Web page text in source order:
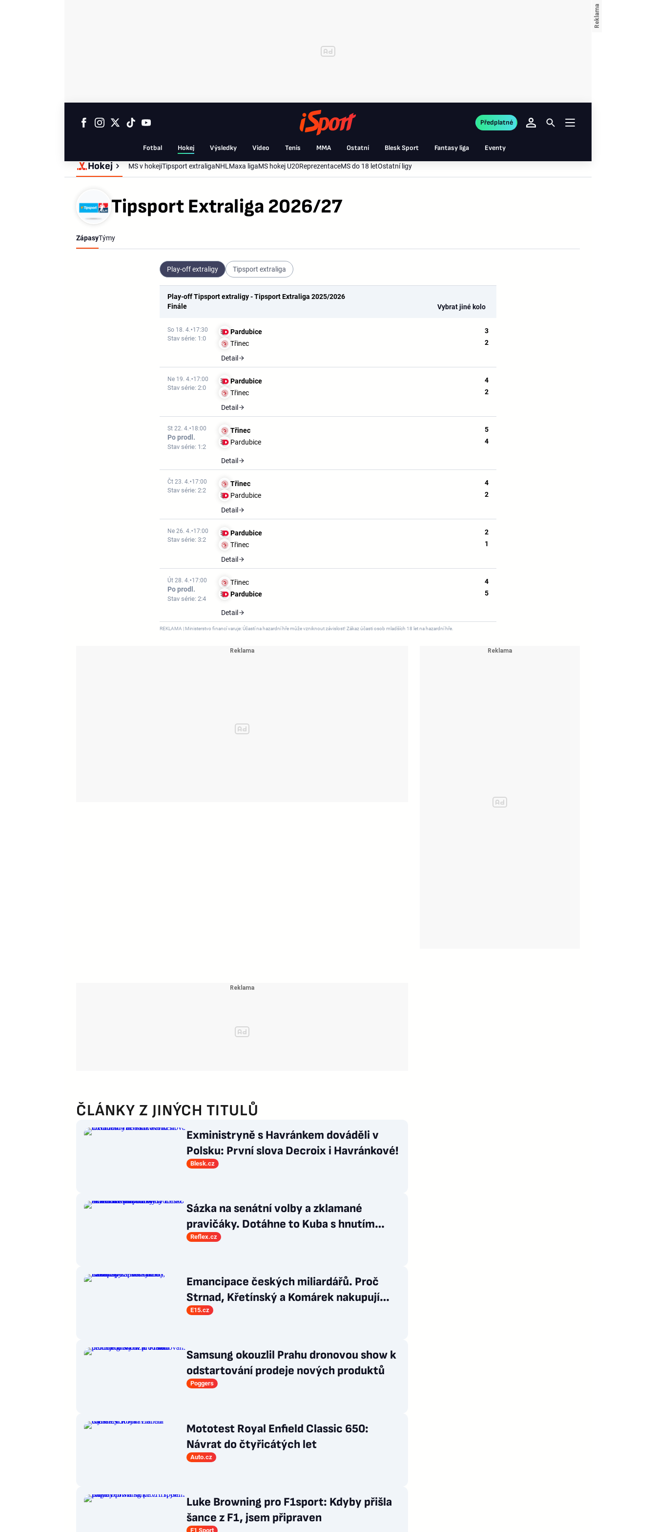
Fotbal Hokej Výsledky Video Tenis MMA Ostatní Blesk Sport Fantasy liga Eventy
Předplatné
Hokej MS v hokejiTipsport extraligaNHL Maxa ligaMS hokej U20ReprezentaceMS do 18 letOstatní ligy
Tipsport Extraliga 2026/27
ZápasyTýmy
Play-off extraligy Tipsport extraliga
Play-off Tipsport extraligy - Tipsport Extraliga 2025/2026
Finále
Vybrat jiné kolo
So 18. 4. 17:30
Stav série: 1:0
Pardubice
3
Třinec
2
Detail
Ne 19. 4. 17:00
Stav série: 2:0
Pardubice
4
Třinec
2
Detail
St 22. 4. 18:00
Po prodl.
Stav série: 1:2
Třinec
5
Pardubice
4
Detail
Čt 23. 4. 17:00
Stav série: 2:2
Třinec
4
Pardubice
2
Detail
Ne 26. 4. 17:00
Stav série: 3:2
Pardubice
2
Třinec
1
Detail
Út 28. 4. 17:00
Po prodl.
Stav série: 2:4
Třinec
4
Pardubice
5
Detail
REKLAMA | Ministerstvo financí varuje: Účastí na hazardní hře může vzniknout závislost! Zákaz účasti osob mladších 18 let na hazardní hře.
ČLÁNKY Z JINÝCH TITULŮ
Exministryně s Havránkem dováděli v
Polsku: První slova Decroix i Havránkové!
Blesk.cz
Sázka na senátní volby a zklamané
pravičáky. Dotáhne to Kuba s hnutím
Naše Česko do celostátní politiky?
Reflex.cz
Emancipace českých miliardářů. Proč
Strnad, Křetínský a Komárek nakupují
západní ikony
E15.cz
Samsung okouzlil Prahu dronovou show k
odstartování prodeje nových produktů
Poggers
Mototest Royal Enfield Classic 650:
Návrat do čtyřicátých let
Auto.cz
Luke Browning pro F1sport: Kdyby přišla
šance z F1, jsem připraven
F1 Sport